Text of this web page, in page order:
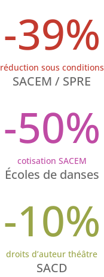
-39%
réduction sous conditions
SACEM / SPRE
-50%
cotisation SACEM
Écoles de danses
-10%
droits d’auteur théâtre
SACD